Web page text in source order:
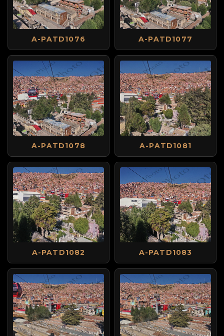
A-PATD1076 A-PATD1077
A-PATD1078 A-PATD1081
A-PATD1082 A-PATD1083